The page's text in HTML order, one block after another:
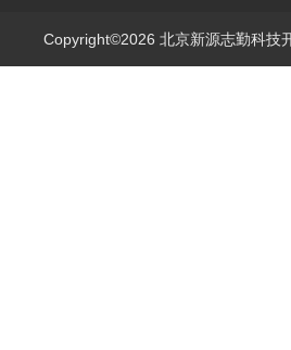
Copyright©2026 北京新源志勤科